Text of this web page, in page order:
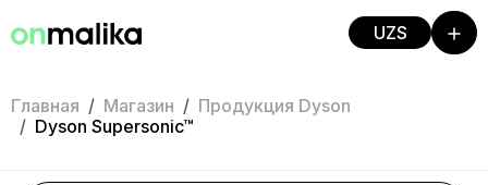
UZS
Главная Магазин
Продукция Dyson
Dyson Supersonic™